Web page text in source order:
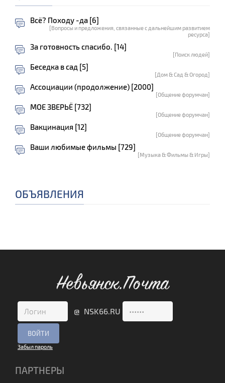
Всё? Походу -да [6]
[Вопросы и предложения, связанные с дальнейшим развитием
ресурса]
За готовность спасибо. [14]
[Поиск людей]
Беседка в сад [5]
[Дом & Сад & Огород]
Ассоциации (продолжение) [2000]
[Общение форумчан]
МОЕ ЗВЕРЬЁ [732]
[Общение форумчан]
Вакцинация [12]
[Общение форумчан]
Ваши любимые фильмы [729]
[Музыка & Фильмы & Игры]
ОБЪЯВЛЕНИЯ
Невьянск.Почта
@ NSK66.RU
Забыл пароль
ПАРТНЕРЫ